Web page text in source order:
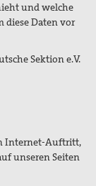
und welche
diese Daten vor
Sektion e.V.
Internet-Auftritt,
unseren Seiten